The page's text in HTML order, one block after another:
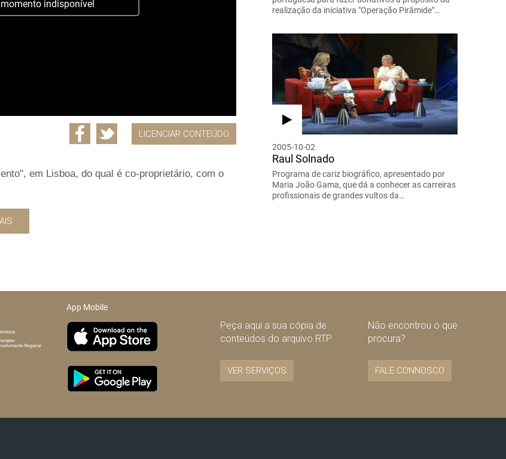
indisponível
LICENCIAR CONTEÚDO
em Lisboa, do qual é co-proprietário, com o
realização da iniciativa "Operação Pirâmide"…
2005-10-02
Raul Solnado
Programa de cariz biográfico, apresentado por
Maria João Gama, que dá a conhecer as carreiras
profissionais de grandes vultos da…
App Mobile
Peça aqui a sua cópia de
conteúdos do arquivo RTP
VER SERVIÇOS
Não encontrou o que
procura?
FALE CONNOSCO